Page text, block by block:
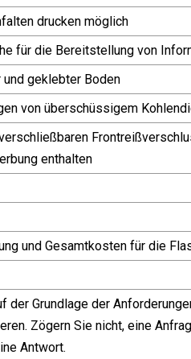
drucken möglich
für die Bereitstellung von
geklebter Boden
von überschüssigem
enthalten
und Gesamtkosten für die
der Grundlage der
Zögern Sie nicht, eine
Antwort.